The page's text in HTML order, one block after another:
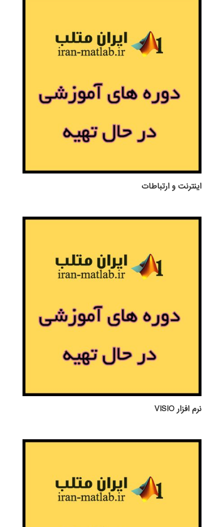
اينترنت و ارتباطات
نرم افزار VISIO